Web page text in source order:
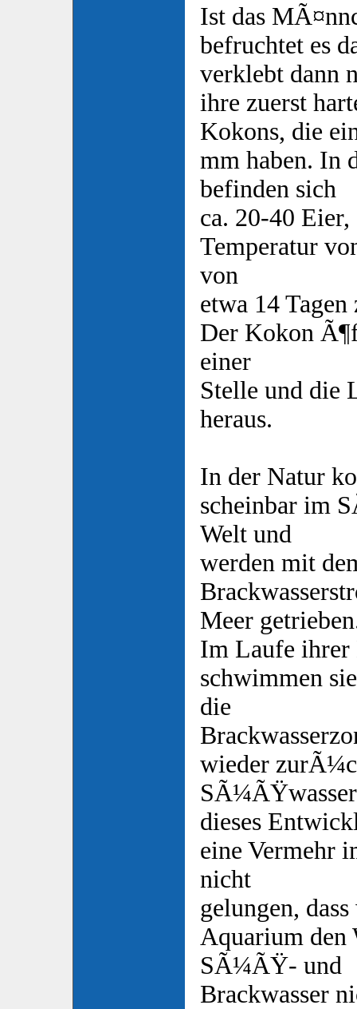
Ist das
befruchtet es
verklebt dann
ihre zuerst
Kokons, die
mm haben. In
befinden sich
ca. 20-40
Temperatur
von
etwa 14
Der Kokon
einer
Stelle und die
heraus.
In der Natur
scheinbar im
Welt und
werden mit
Meer
Im Laufe
schwimmen
die
wieder
dieses
eine Vermehr
nicht
gelungen,
Aquarium den
SÃ¼ÃŸ- und
Brackwasser